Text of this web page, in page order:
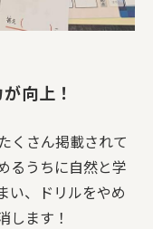
向上！
くさん掲載されて
るうちに自然と学
い、ドリルをやめ
ます！